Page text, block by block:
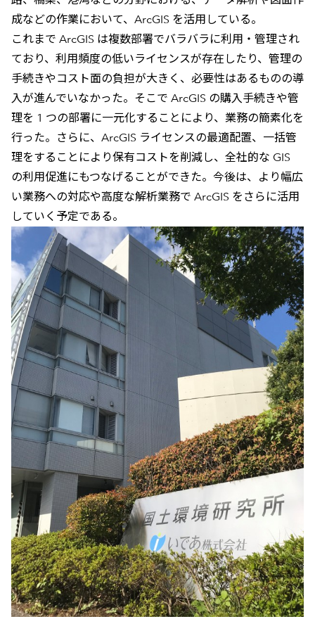
成などの作業において、ArcGIS を活用している。
これまで ArcGIS は複数部署でバラバラに利用・管理され
ており、利用頻度の低いライセンスが存在したり、管理の
手続きやコスト面の負担が大きく、必要性はあるものの導
入が進んでいなかった。そこで ArcGIS の購入手続きや管
理を 1 つの部署に一元化することにより、業務の簡素化を
行った。さらに、ArcGIS ライセンスの最適配置、一括管
理をすることにより保有コストを削減し、全社的な GIS
の利用促進にもつなげることができた。今後は、より幅広
い業務への対応や高度な解析業務で ArcGIS をさらに活用
していく予定である。